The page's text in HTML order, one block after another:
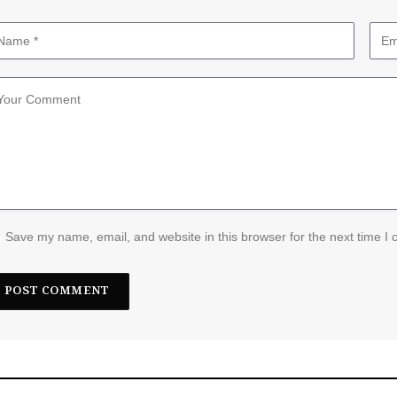
Save my name, email, and website in this browser for the next time I